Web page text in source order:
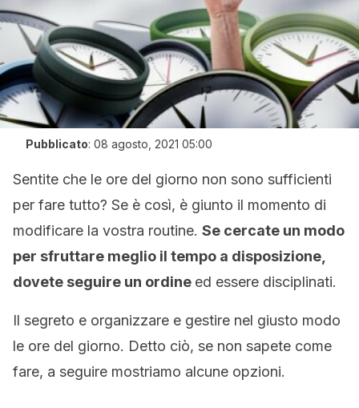
Pubblicato: 08 agosto, 2021 05:00
Sentite che le ore del giorno non sono sufficienti
per fare tutto? Se è così, è giunto il momento di
modificare la vostra routine. Se cercate un modo
per sfruttare meglio il tempo a disposizione,
dovete seguire un ordine ed essere disciplinati.
Il segreto e organizzare e gestire nel giusto modo
le ore del giorno. Detto ciò, se non sapete come
fare, a seguire mostriamo alcune opzioni.